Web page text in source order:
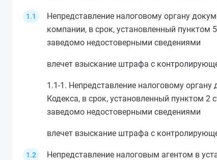
Непредставление налоговому органу
компании, в срок, установленный пунктом
заведомо недостоверными сведениями
влечет взыскание штрафа с
1.1-1. Непредставление налоговому
Кодекса, в срок, установленный пунктом 2
заведомо недостоверными сведениями
влечет взыскание штрафа с
Непредставление налоговым агентом в